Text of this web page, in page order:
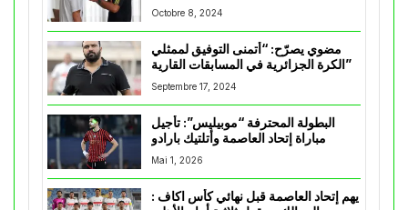
Octobre 8, 2024
مضوي يصرّح: “أتمنى التوفيق لممثلي
الكرة الجزائرية في المسابقات القارية”
Septembre 17, 2024
البطولة المحترفة “موبيليس”: تأجيل
مباراة إتحاد العاصمة وأتلتيك بارادو
Mai 1, 2026
يهم إتحاد العاصمة قبل نهائي كأس اكاف :